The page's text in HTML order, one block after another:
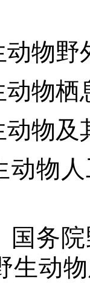
动物
动物
动物
动物
务院
生动